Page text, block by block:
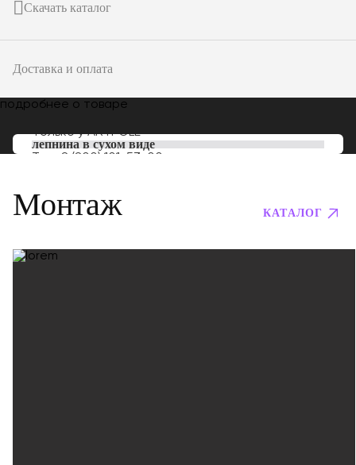
Скачать каталог
Доставка и оплата
подробнее о товаре
Только уARTPOLE
лепнина в сухом виде
Тел: 8 (800) 101-53-00
Монтаж КАТАЛОГ